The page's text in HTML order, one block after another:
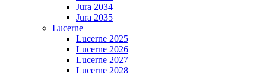
Jura 2034
Jura 2035
Lucerne
Lucerne 2025
Lucerne 2026
Lucerne 2027
Lucerne 2028